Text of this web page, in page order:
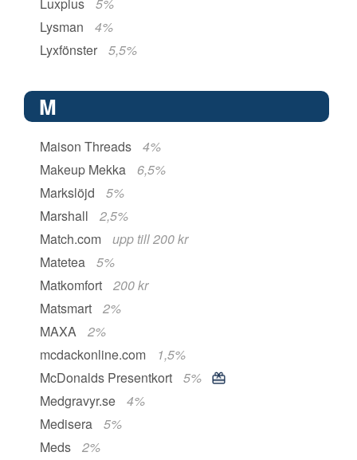
Luxplus
5%
Lysman
4%
Lyxfönster
5,5%
M
Maison Threads
4%
Makeup Mekka
6,5%
Markslöjd
5%
Marshall
2,5%
Match.com
upp till 200 kr
Matetea
5%
Matkomfort
200 kr
Matsmart
2%
MAXA
2%
mcdackonline.com
1,5%
McDonalds Presentkort
5%
Medgravyr.se
4%
Medisera
5%
Meds
2%